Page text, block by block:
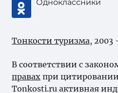
Одноклассники
Тонкости туризма, 2003
В соответствии с
правах при
Tonkosti.ru активная